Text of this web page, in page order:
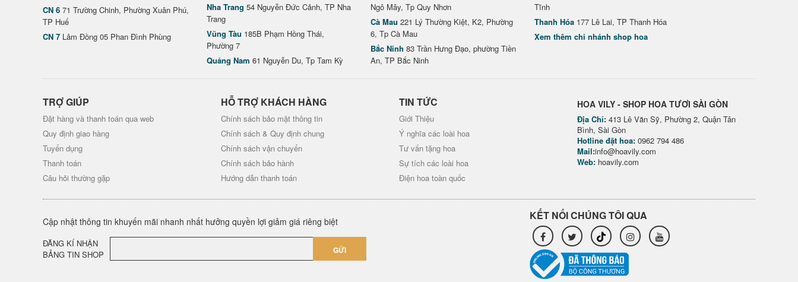
CN 6 71 Trường Chinh, Phường Xuân Phú,
TP Huế
CN 7 Lâm Đồng 05 Phan Đình Phùng
Nha Trang 54 Nguyễn Đức Cảnh, TP Nha
Trang
Vũng Tàu 185B Phạm Hồng Thái,
Phường 7
Quảng Nam 61 Nguyễn Du, Tp Tam Kỳ
Ngô Mây, Tp Quy Nhơn
Cà Mau 221 Lý Thường Kiệt, K2, Phường
6, Tp Cà Mau
Bắc Ninh 83 Trần Hưng Đạo, phường Tiền
An, TP Bắc Ninh
Tĩnh
Thanh Hóa 177 Lê Lai, TP Thanh Hóa
Xem thêm chi nhánh shop hoa
TRỢ GIÚP
Đặt hàng và thanh toán qua web
Quy định giao hàng
Tuyển dụng
Thanh toán
Câu hỏi thường gặp
HỖ TRỢ KHÁCH HÀNG
Chính sách bảo mật thông tin
Chính sách & Quy định chung
Chính sách vận chuyển
Chính sách bảo hành
Hướng dẫn thanh toán
TIN TỨC
Giới Thiệu
Ý nghĩa các loài hoa
Tư vấn tặng hoa
Sự tích các loài hoa
Điện hoa toàn quốc
HOA VILY - SHOP HOA TƯƠI SÀI GÒN
Địa Chỉ: 413 Lê Văn Sỹ, Phường 2, Quận Tân
Bình, Sài Gòn
Hotline đặt hoa: 0962 794 486
Mail:info@hoavily.com
Web: hoavily.com
Cập nhật thông tin khuyến mãi nhanh nhất hưởng quyền lợi giảm giá riêng biệt
ĐĂNG KÍ NHẬN
BẢNG TIN SHOP
GỬI
KẾT NỐI CHÚNG TÔI QUA